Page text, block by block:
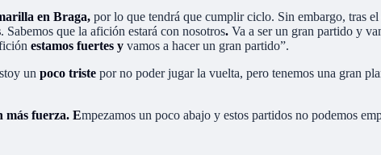
en Braga, por lo que tendrá que cumplir ciclo. Sin embargo, tras
. Sabemos que la afición estará con nosotros. Va a ser un gran partido y
estamos fuertes y vamos a hacer un gran partido”.
un poco triste por no poder jugar la vuelta, pero tenemos una gran
más fuerza. Empezamos un poco abajo y estos partidos no podemos